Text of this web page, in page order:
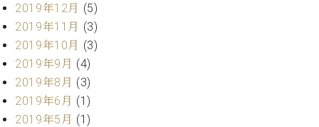
ア
ク
セ
お
問
い
合
2019年12月 (5)
2019年11月 (3)
2019年10月 (3)
2019年9月 (4)
2019年8月 (3)
2019年6月 (1)
2019年5月 (1)